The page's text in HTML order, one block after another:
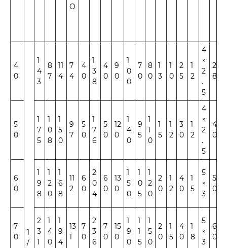
O
4
0
1
/
1
4
3
8
7
11
4
7
4
4
0
1
3
8
4
0
9
0
1
0
0
7
0
8
0
1
3
1
0
2
5
1
2
4
×
2
.
5
2
8
5
0
1
7
5
1
0
8
1
5
0
9
7
5
0
1
7
6
5
0
12
0
1
4
0
9
5
1
1
0
1
5
1
2
3
0
1
2
4
×
2
.
5
4
0
6
0
1
9
8
1
2
0
1
6
8
11
2
6
0
2
0
4
6
0
13
0
1
5
0
1
0
5
1
2
0
2
0
1
2
4
0
1
5
5
×
3
5
0
7
0
2
3
1
1
4
0
1
9
4
13
1
7
0
2
3
6
7
0
15
0
1
9
0
1
1
5
1
5
0
2
0
1
5
4
0
1
8
5
×
3
6
0